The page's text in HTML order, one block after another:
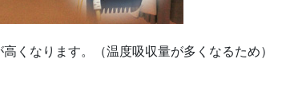
くなります。（温度吸収量が多くなるため）